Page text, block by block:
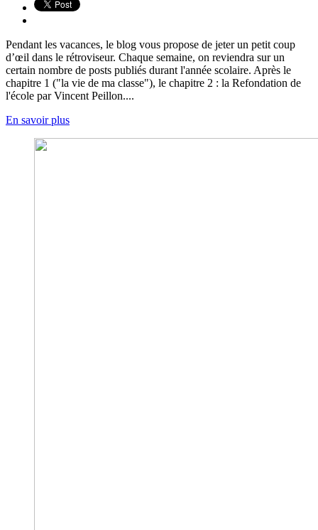
Pendant les vacances, le blog vous propose de jeter un petit coup
d’œil dans le rétroviseur. Chaque semaine, on reviendra sur un
certain nombre de posts publiés durant l'année scolaire. Après le
chapitre 1 ("la vie de ma classe"), le chapitre 2 : la Refondation de
l'école par Vincent Peillon....
En savoir plus